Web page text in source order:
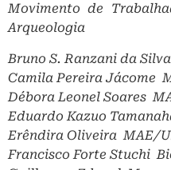
Movimento de
Arqueologia
Bruno S. Ranzani da
Camila Pereira Jácome
Débora Leonel Soares
Eduardo Kazuo
Erêndira Oliveira ­ MAE/
Francisco Forte Stuchi